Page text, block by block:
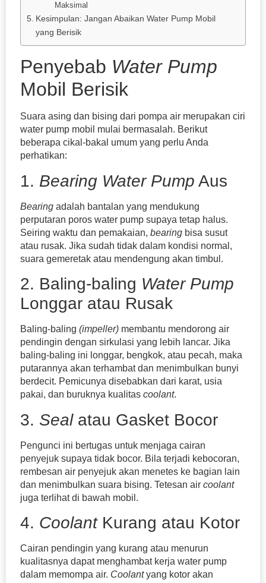
Maksimal
Kesimpulan: Jangan Abaikan Water Pump Mobil
yang Berisik
Penyebab Water Pump
Mobil Berisik
Suara asing dan bising dari pompa air merupakan ciri
water pump mobil mulai bermasalah. Berikut
beberapa cikal-bakal umum yang perlu Anda
perhatikan:
1. Bearing Water Pump Aus
Bearing adalah bantalan yang mendukung
perputaran poros water pump supaya tetap halus.
Seiring waktu dan pemakaian, bearing bisa susut
atau rusak. Jika sudah tidak dalam kondisi normal,
suara gemeretak atau mendengung akan timbul.
2. Baling-baling Water Pump
Longgar atau Rusak
Baling-baling (impeller) membantu mendorong air
pendingin dengan sirkulasi yang lebih lancar. Jika
baling-baling ini longgar, bengkok, atau pecah, maka
putarannya akan terhambat dan menimbulkan bunyi
berdecit. Pemicunya disebabkan dari karat, usia
pakai, dan buruknya kualitas coolant.
3. Sealatau Gasket Bocor
Pengunci ini bertugas untuk menjaga cairan
penyejuk supaya tidak bocor. Bila terjadi kebocoran,
rembesan air penyejuk akan menetes ke bagian lain
dan menimbulkan suara bising. Tetesan air coolant
juga terlihat di bawah mobil.
4. CoolantKurang atau Kotor
Cairan pendingin yang kurang atau menurun
kualitasnya dapat menghambat kerja water pump
dalam memompa air. Coolantyang kotor akan